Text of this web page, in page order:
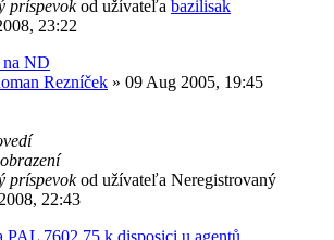
príspevokod užívateľa bazilisak
23:22
ND
Rezníček » 09 Aug 2005, 19:45
príspevokod užívateľa Neregistrovaný
22:43
PAL 7602.75 k disposici u agentů